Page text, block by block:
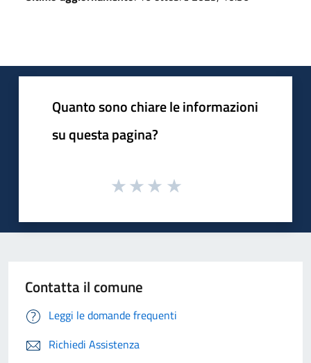
Quanto sono chiare le informazioni
su questa pagina?
Contatta il comune
Leggi le domande frequenti
Richiedi Assistenza